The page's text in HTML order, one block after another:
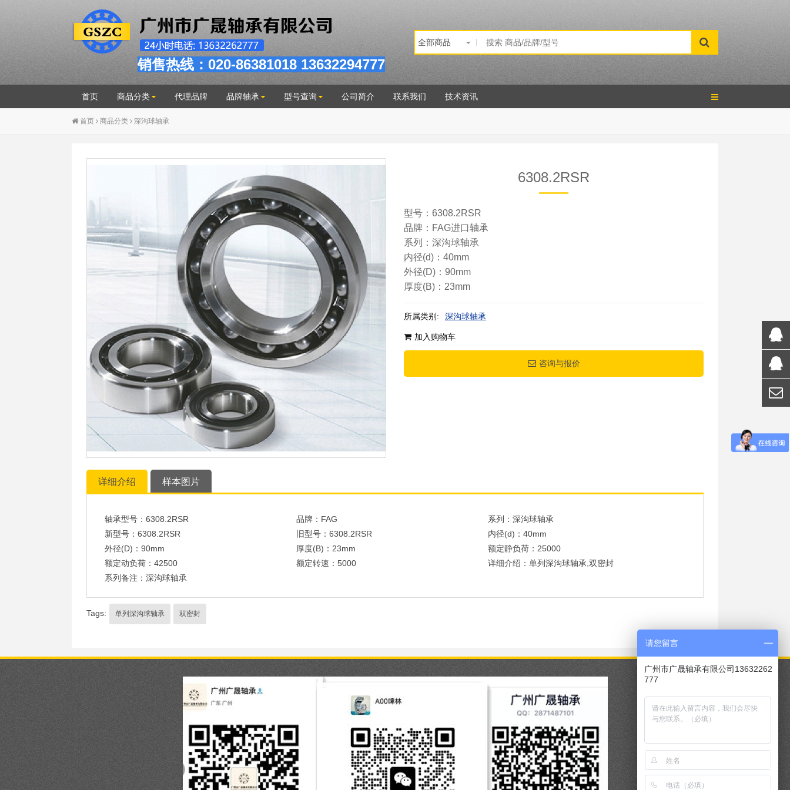
销售热线：020-86381018 13632294777
首页 商品分类 代理品牌 品牌轴承 型号查询 公司简介 联系我们 技术资讯
首页 商品分类 深沟球轴承
6308.2RSR
型号：6308.2RSR
品牌：FAG进口轴承
系列：深沟球轴承
内径(d)：40mm
外径(D)：90mm
厚度(B)：23mm
所属类别: 深沟球轴承
加入购物车
咨询与报价
详细介绍 样本图片
轴承型号：6308.2RSR 品牌：FAG
系列：深沟球轴承
新型号：6308.2RSR
旧型号：6308.2RSR
内径(d)：40mm
外径(D)：90mm
厚度(B)：23mm
额定静负荷：25000
额定动负荷：42500
额定转速：5000
详细介绍：单列深沟球轴承,双密封
系列备注：深沟球轴承
Tags: 单列深沟球轴承 双密封
请您留言
广州市广晟轴承有限公司13632262
777